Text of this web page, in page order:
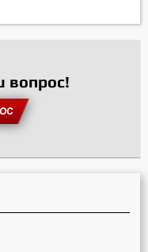
вопрос!